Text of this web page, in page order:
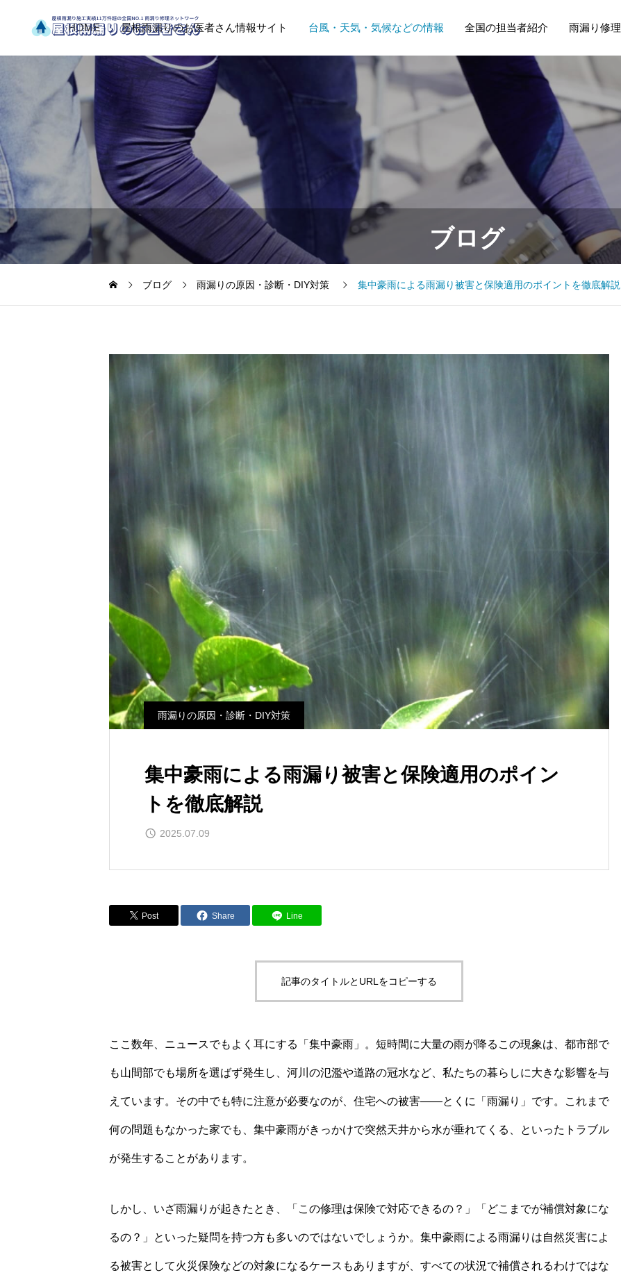
HOME 屋根雨漏りのお医者さん情報サイト 台風・天気・気候などの情報 全国の担当者紹介 雨漏り修理
ブログ
ブログ 雨漏りの原因・診断・DIY対策 集中豪雨による雨漏り被害と保険適用のポイントを徹底解説
雨漏りの原因・診断・DIY対策
集中豪雨による雨漏り被害と保険適用のポイン
トを徹底解説
2025.07.09
Post Share Line
記事のタイトルとURLをコピーする
ここ数年、ニュースでもよく耳にする「集中豪雨」。短時間に大量の雨が降るこの現象は、都市部で
も山間部でも場所を選ばず発生し、河川の氾濫や道路の冠水など、私たちの暮らしに大きな影響を与
えています。その中でも特に注意が必要なのが、住宅への被害――とくに「雨漏り」です。これまで
何の問題もなかった家でも、集中豪雨がきっかけで突然天井から水が垂れてくる、といったトラブル
が発生することがあります。
しかし、いざ雨漏りが起きたとき、「この修理は保険で対応できるの？」「どこまでが補償対象にな
るの？」といった疑問を持つ方も多いのではないでしょうか。集中豪雨による雨漏りは自然災害によ
る被害として火災保険などの対象になるケースもありますが、すべての状況で補償されるわけではな